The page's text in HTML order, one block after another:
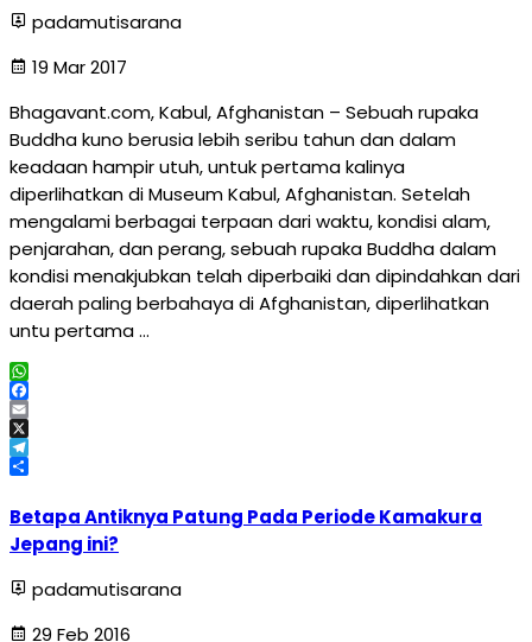
padamutisarana
19 Mar 2017
Bhagavant.com, Kabul, Afghanistan – Sebuah rupaka
Buddha kuno berusia lebih seribu tahun dan dalam
keadaan hampir utuh, untuk pertama kalinya
diperlihatkan di Museum Kabul, Afghanistan. Setelah
mengalami berbagai terpaan dari waktu, kondisi alam,
penjarahan, dan perang, sebuah rupaka Buddha dalam
kondisi menakjubkan telah diperbaiki dan dipindahkan dari
daerah paling berbahaya di Afghanistan, diperlihatkan
untu pertama …
WhatsApp
Facebook
Email
X
Telegram
Betapa Antiknya Patung Pada Periode Kamakura
Jepang ini?
padamutisarana
29 Feb 2016